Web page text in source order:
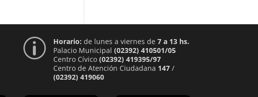
p Horario: de lunes a viernes de 7 a 13 hs.
Palacio Municipal (02392) 410501/05
Centro Cívico (02392) 419395/97
Centro de Atención Ciudadana 147/
(02392) 419060